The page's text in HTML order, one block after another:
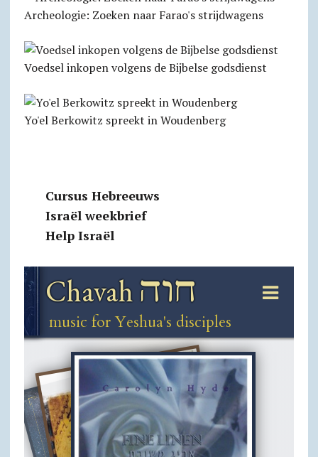
Archeologie: Zoeken naar Farao's strijdwagens
Voedsel inkopen volgens de Bijbelse godsdienst
Yo'el Berkowitz spreekt in Woudenberg
Cursus Hebreeuws
Israël weekbrief
Help Israël